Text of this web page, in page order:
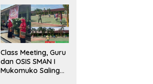
Class Meeting, Guru
dan OSIS SMAN I
Mukomuko Saling